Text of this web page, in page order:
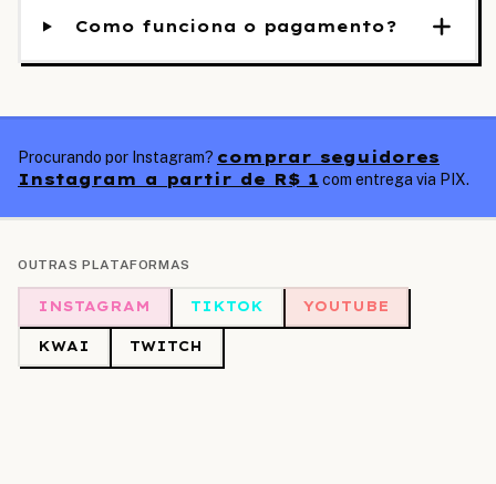
Como funciona o pagamento?
Procurando por Instagram? comprar seguidores
Instagram a partir de R$ 1 com entrega via PIX.
OUTRAS PLATAFORMAS
INSTAGRAM TIKTOK YOUTUBE
KWAI TWITCH